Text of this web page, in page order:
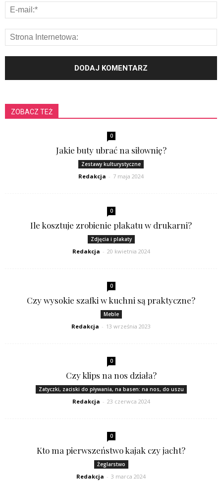
ZOBACZ TEŻ
0
Jakie buty ubrać na siłownię?
Zestawy kulturystyczne
Redakcja - 7 maja 2024
0
Ile kosztuje zrobienie plakatu w drukarni?
Zdjęcia i plakaty
Redakcja - 20 kwietnia 2024
0
Czy wysokie szafki w kuchni są praktyczne?
Meble
Redakcja - 13 września 2023
0
Czy klips na nos działa?
Zatyczki, zaciski do pływania, na basen: na nos, do uszu
Redakcja - 23 czerwca 2024
0
Kto ma pierwszeństwo kajak czy jacht?
Żeglarstwo
Redakcja - 3 marca 2024